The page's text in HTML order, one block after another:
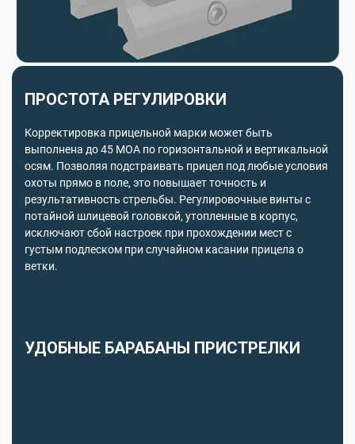
ПРОСТОТА РЕГУЛИРОВКИ
Корректировка прицельной марки может быть
выполнена до 45 МОА по горизонтальной и вертикальной
осям. Позволяя подстраивать прицел под любые условия
охоты прямо в поле, это повышает точность и
результативность стрельбы. Регулировочные винты с
потайной шлицевой головкой, утопленные в корпус,
исключают сбой настроек при прохождении мест с
густым подлеском при случайном касании прицела о
ветки.
УДОБНЫЕ БАРАБАНЫ ПРИСТРЕЛКИ